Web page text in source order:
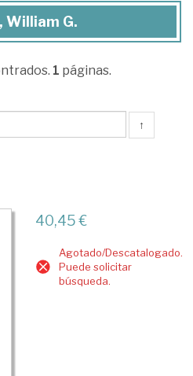
William G.
1 páginas.
↑
40,45 €
Agotado/Descatalogado.
Puede solicitar
búsqueda.